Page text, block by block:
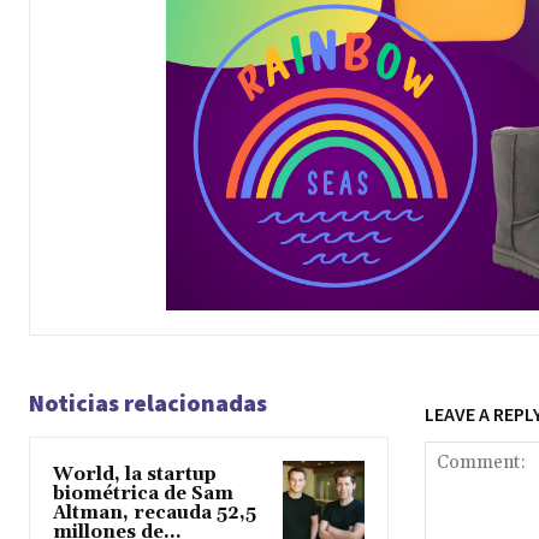
Noticias relacionadas
World, la startup
biométrica de Sam
Altman, recauda 52,5
millones de...
LEAVE A